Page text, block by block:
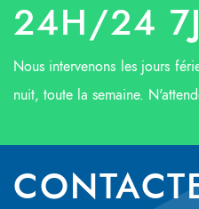
24H/24
Nous intervenons les jours
nuit, toute la semaine.